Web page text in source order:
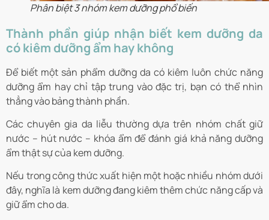
Phân biệt 3 nhóm kem dưỡng phổ biến
Thành phần giúp nhận biết kem dưỡng da
có kiêm dưỡng ẩm hay không
Để biết một sản phẩm dưỡng da có kiêm luôn chức năng
dưỡng ẩm hay chỉ tập trung vào đặc trị, bạn có thể nhìn
thẳng vào bảng thành phần.
Các chuyên gia da liễu thường dựa trên nhóm chất giữ
nước – hút nước – khóa ẩm để đánh giá khả năng dưỡng
ẩm thật sự của kem dưỡng.
Nếu trong công thức xuất hiện một hoặc nhiều nhóm dưới
đây, nghĩa là kem dưỡng đang kiêm thêm chức năng cấp và
giữ ẩm cho da.